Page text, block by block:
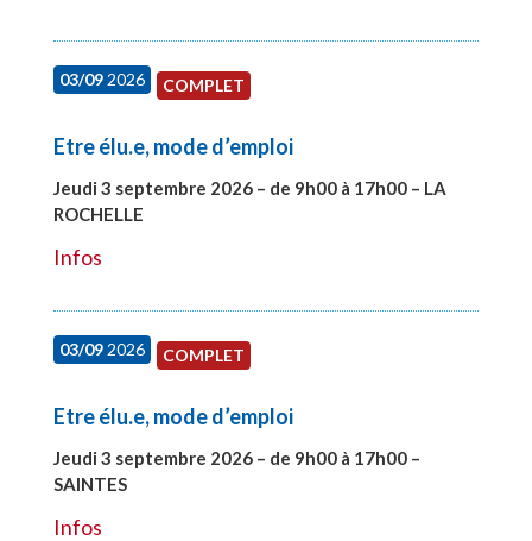
03/092026 COMPLET
Etre élu.e, mode d’emploi
Jeudi 3 septembre 2026 – de 9h00 à 17h00 – LA
ROCHELLE
Infos
03/092026 COMPLET
Etre élu.e, mode d’emploi
Jeudi 3 septembre 2026 – de 9h00 à 17h00 –
SAINTES
Infos